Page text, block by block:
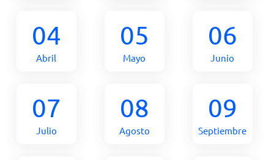
04
Abril
05
Mayo
06
Junio
07
Julio
08
Agosto
09
Septiembre